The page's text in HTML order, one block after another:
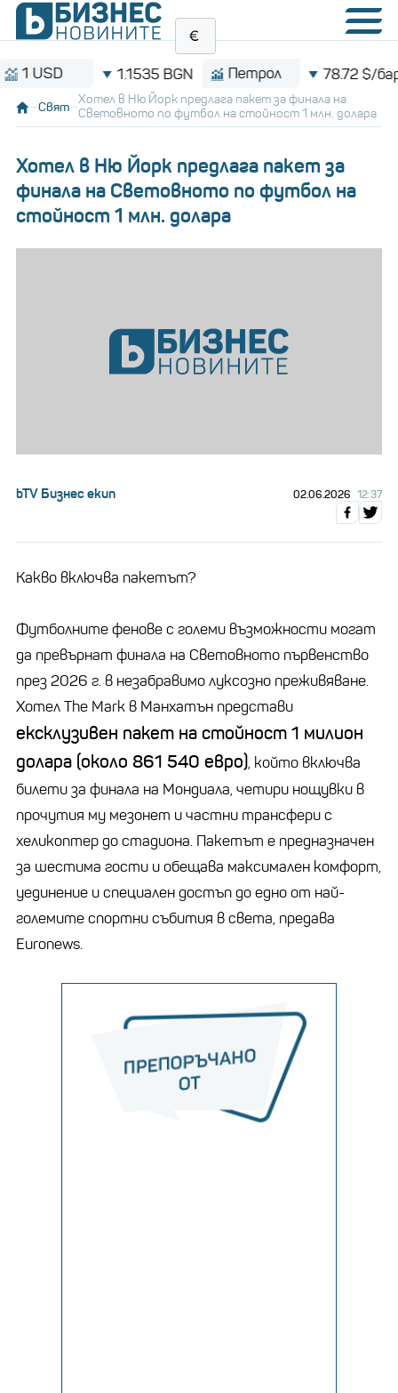
1.1535 BGN Петрол 78.72 $/барел
Свят Хотел в Ню Йорк предлага пакет за финала на
Световното по футбол на стойност 1 млн. долара
Хотел в Ню Йорк предлага пакет за
финала на Световното по футбол на
стойност 1 млн. долара
bTV Бизнес екип 02.06.2026 12:37
Какво включва пакетът?
Футболните фенове с големи възможности могат
да превърнат финала на Световното първенство
през 2026 г. в незабравимо луксозно преживяване.
Хотел The Mark в Манхатън представи
ексклузивен пакет на стойност 1 милион
долара (около 861 540 евро), който включва
билети за финала на Мондиала, четири нощувки в
прочутия му мезонет и частни трансфери с
хеликоптер до стадиона. Пакетът е предназначен
за шестима гости и обещава максимален комфорт,
уединение и специален достъп до едно от най-
големите спортни събития в света, предава
Еuronews.